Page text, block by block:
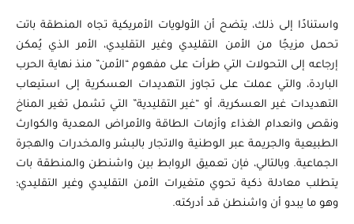
واستنادًا إلى ذلك، يتضح أن الأولويات الأمريكية تجاه المنطقة باتت
تحمل مزيجًا من الأمن التقليدي وغير التقليدي، الأمر الذي يُمكن
إرجاعه إلى التحولات التي طرأت على مفهوم “الأمن” منذ نهاية الحرب
الباردة، والتي عملت على تجاوز التهديدات العسكرية إلى استيعاب
التهديدات غير العسكرية، أو “غير التقليدية” التي تشمل تغير المناخ
ونقص وانعدام الغذاء وأزمات الطاقة والأمراض المعدية والكوارث
الطبيعية والجريمة عبر الوطنية والاتجار بالبشر والمخدرات والهجرة
الجماعية. وبالتالي، فإن تعميق الروابط بين واشنطن والمنطقة بات
يتطلب معادلة ذكية تحوي متغيرات الأمن التقليدي وغير التقليدي؛
وهو ما يبدو أن واشنطن قد أدركته.